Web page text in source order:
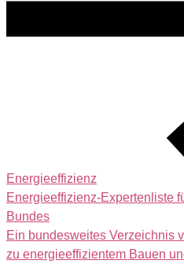
Energieeffizienz
Energieeffizienz-Expertenliste
Bundes
Ein bundesweites Verzeichnis
zu energieeffizientem Bauen